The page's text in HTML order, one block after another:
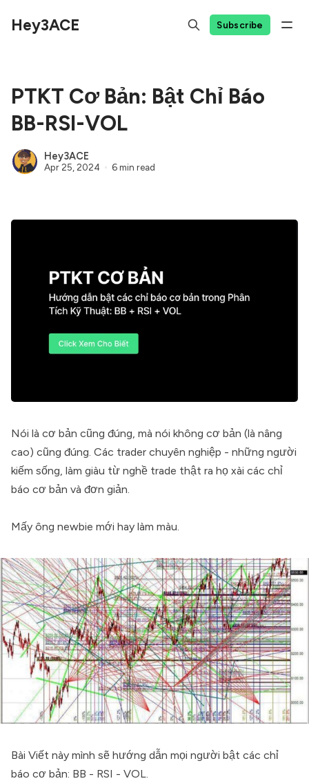
Hey3ACE Subscribe
PTKT Cơ Bản: Bật Chỉ Báo
BB-RSI-VOL
Hey3ACE
Apr 25, 2024 6 min read
Nói là cơ bản cũng đúng, mà nói không cơ bản (là nâng
cao) cũng đúng. Các trader chuyên nghiệp - những người
kiếm sống, làm giàu từ nghề trade thật ra họ xài các chỉ
báo cơ bản và đơn giản.
Mấy ông newbie mới hay làm màu.
Bài Viết này mình sẽ hướng dẫn mọi người bật các chỉ
báo cơ bản: BB - RSI - VOL.